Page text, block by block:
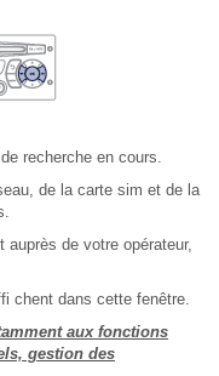
recherche en cours.
de la carte sim et de la
de votre opérateur,
chent dans cette fenêtre.
aux fonctions
gestion des